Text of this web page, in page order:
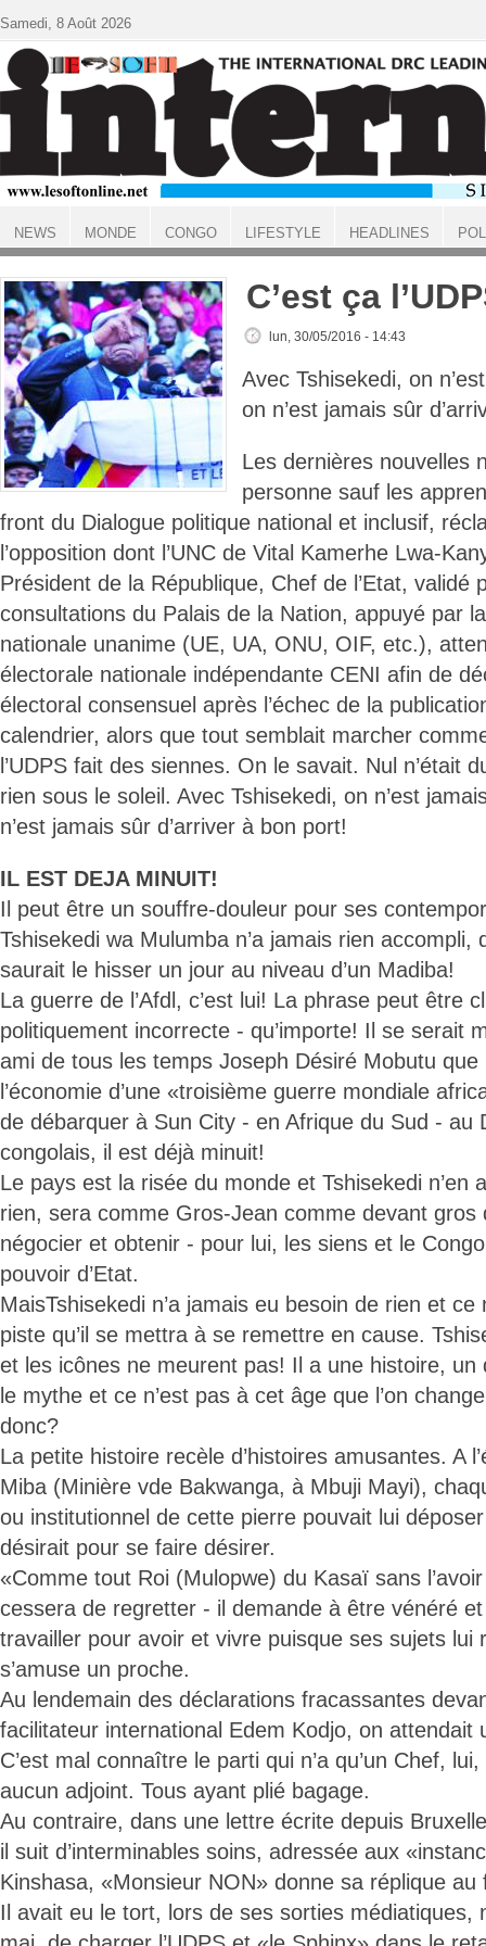
ACCUEIL
C’est ça
lun, 30/05/2016 - 14:43
Avec Tshisekedi, on
on n’est jamais sûr
Les dernières nouvelles
personne sauf les
front du Dialogue politique national et inclusif,
l’opposition dont l’UNC de Vital Kamerhe Lwa-
Président de la République, Chef de l’Etat, validé
consultations du Palais de la Nation, appuyé par
nationale unanime (UE, UA, ONU, OIF, etc.),
électorale nationale indépendante CENI afin de
électoral consensuel après l’échec de la
calendrier, alors que tout semblait marcher
l’UDPS fait des siennes. On le savait. Nul n’était
rien sous le soleil. Avec Tshisekedi, on n’est
n’est jamais sûr d’arriver à bon port!
IL EST DEJA MINUIT!
Il peut être un souffre-douleur pour ses
Tshisekedi wa Mulumba n’a jamais rien accompli,
saurait le hisser un jour au niveau d’un Madiba!
La guerre de l’Afdl, c’est lui! La phrase peut être
politiquement incorrecte - qu’importe! Il se serait
ami de tous les temps Joseph Désiré Mobutu
l’économie d’une «troisième guerre mondiale
de débarquer à Sun City - en Afrique du Sud - au
congolais, il est déjà minuit!
Le pays est la risée du monde et Tshisekedi n’en
rien, sera comme Gros-Jean comme devant gros
négocier et obtenir - pour lui, les siens et le
pouvoir d’Etat.
MaisTshisekedi n’a jamais eu besoin de rien et ce
piste qu’il se mettra à se remettre en cause.
et les icônes ne meurent pas! Il a une histoire, un
le mythe et ce n’est pas à cet âge que l’on
donc?
La petite histoire recèle d’histoires amusantes. A
Miba (Minière vde Bakwanga, à Mbuji Mayi),
ou institutionnel de cette pierre pouvait lui
désirait pour se faire désirer.
«Comme tout Roi (Mulopwe) du Kasaï sans
cessera de regretter - il demande à être vénéré et
travailler pour avoir et vivre puisque ses sujets lui
s’amuse un proche.
Au lendemain des déclarations fracassantes
facilitateur international Edem Kodjo, on attendait
C’est mal connaître le parti qui n’a qu’un Chef,
aucun adjoint. Tous ayant plié bagage.
Au contraire, dans une lettre écrite depuis
il suit d’interminables soins, adressée aux
Kinshasa, «Monsieur NON» donne sa réplique
Il avait eu le tort, lors de ses sorties médiatiques,
Samedi, 8 Août 2026
NEWS MONDE CONGO LIFESTYLE HEADLINES